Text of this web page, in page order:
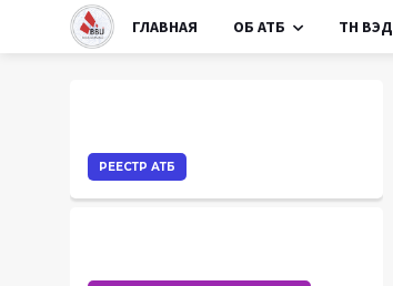
ГЛАВНАЯ ОБ АТБ ТН ВЭД
РЕЕСТР АТБ